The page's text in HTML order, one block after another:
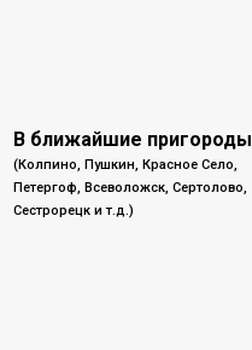
В ближайшие пригороды
(Колпино, Пушкин, Красное Село,
Петергоф, Всеволожск, Сертолово,
Сестрорецк и т.д.)